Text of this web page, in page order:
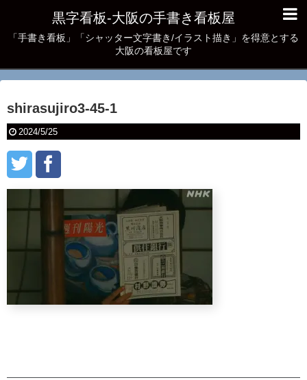
黒字看板‐大阪の手書き看板屋
「手書き看板」「シャッター文字書き/イラスト描き」を得意とする
大阪の看板屋です
shirasujiro3-45-1
2024/5/25